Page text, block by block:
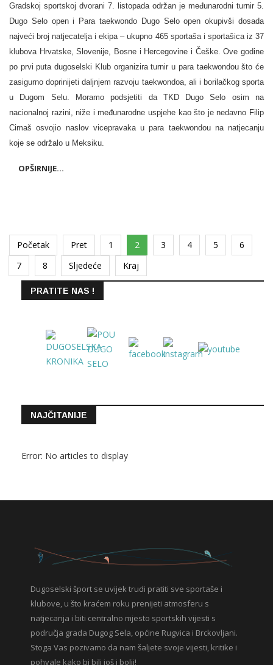
Gradskoj sportskoj dvorani 7. listopada održan je međunarodni turnir 5.
Dugo Selo open i Para taekwondo Dugo Selo open okupivši dosada
najveći broj natjecatelja i ekipa – ukupno 465 sportaša i sportašica iz 37
klubova Hrvatske, Slovenije, Bosne i Hercegovine i Češke. Ove godine
po prvi puta dugoselski Klub organizira turnir u para taekwondou što će
zasigurno doprinijeti daljnjem razvoju taekwondoa, ali i borilačkog sporta
u Dugom Selu. Moramo podsjetiti da TKD Dugo Selo osim na
nacionalnoj razini, niže i međunarodne uspjehe kao što je nedavno Filip
Cimaš osvojio naslov vicepravaka u para taekwondou na natjecanju
koje se održalo u Meksiku.
OPŠIRNIJE...
Početak Pret 1 2 3 4 5
6
7
8 Sljedeće Kraj
PRATITE NAS !
NAJČITANIJE
Error: No articles to display
Dugoselski šport se uvijek trudi pratiti sve sportaše i
klubove, u što kraćem roku prenijeti atmosferu s
natjecanja i biti centralno mjesto sportskih vijesti s
područja grada Dugog Sela, općine Rugvica i Brckovljani.
Stoga Vas pozivamo da nam šaljete svoje vijesti, kritike i
pohvale kako bi bili još i bolji!